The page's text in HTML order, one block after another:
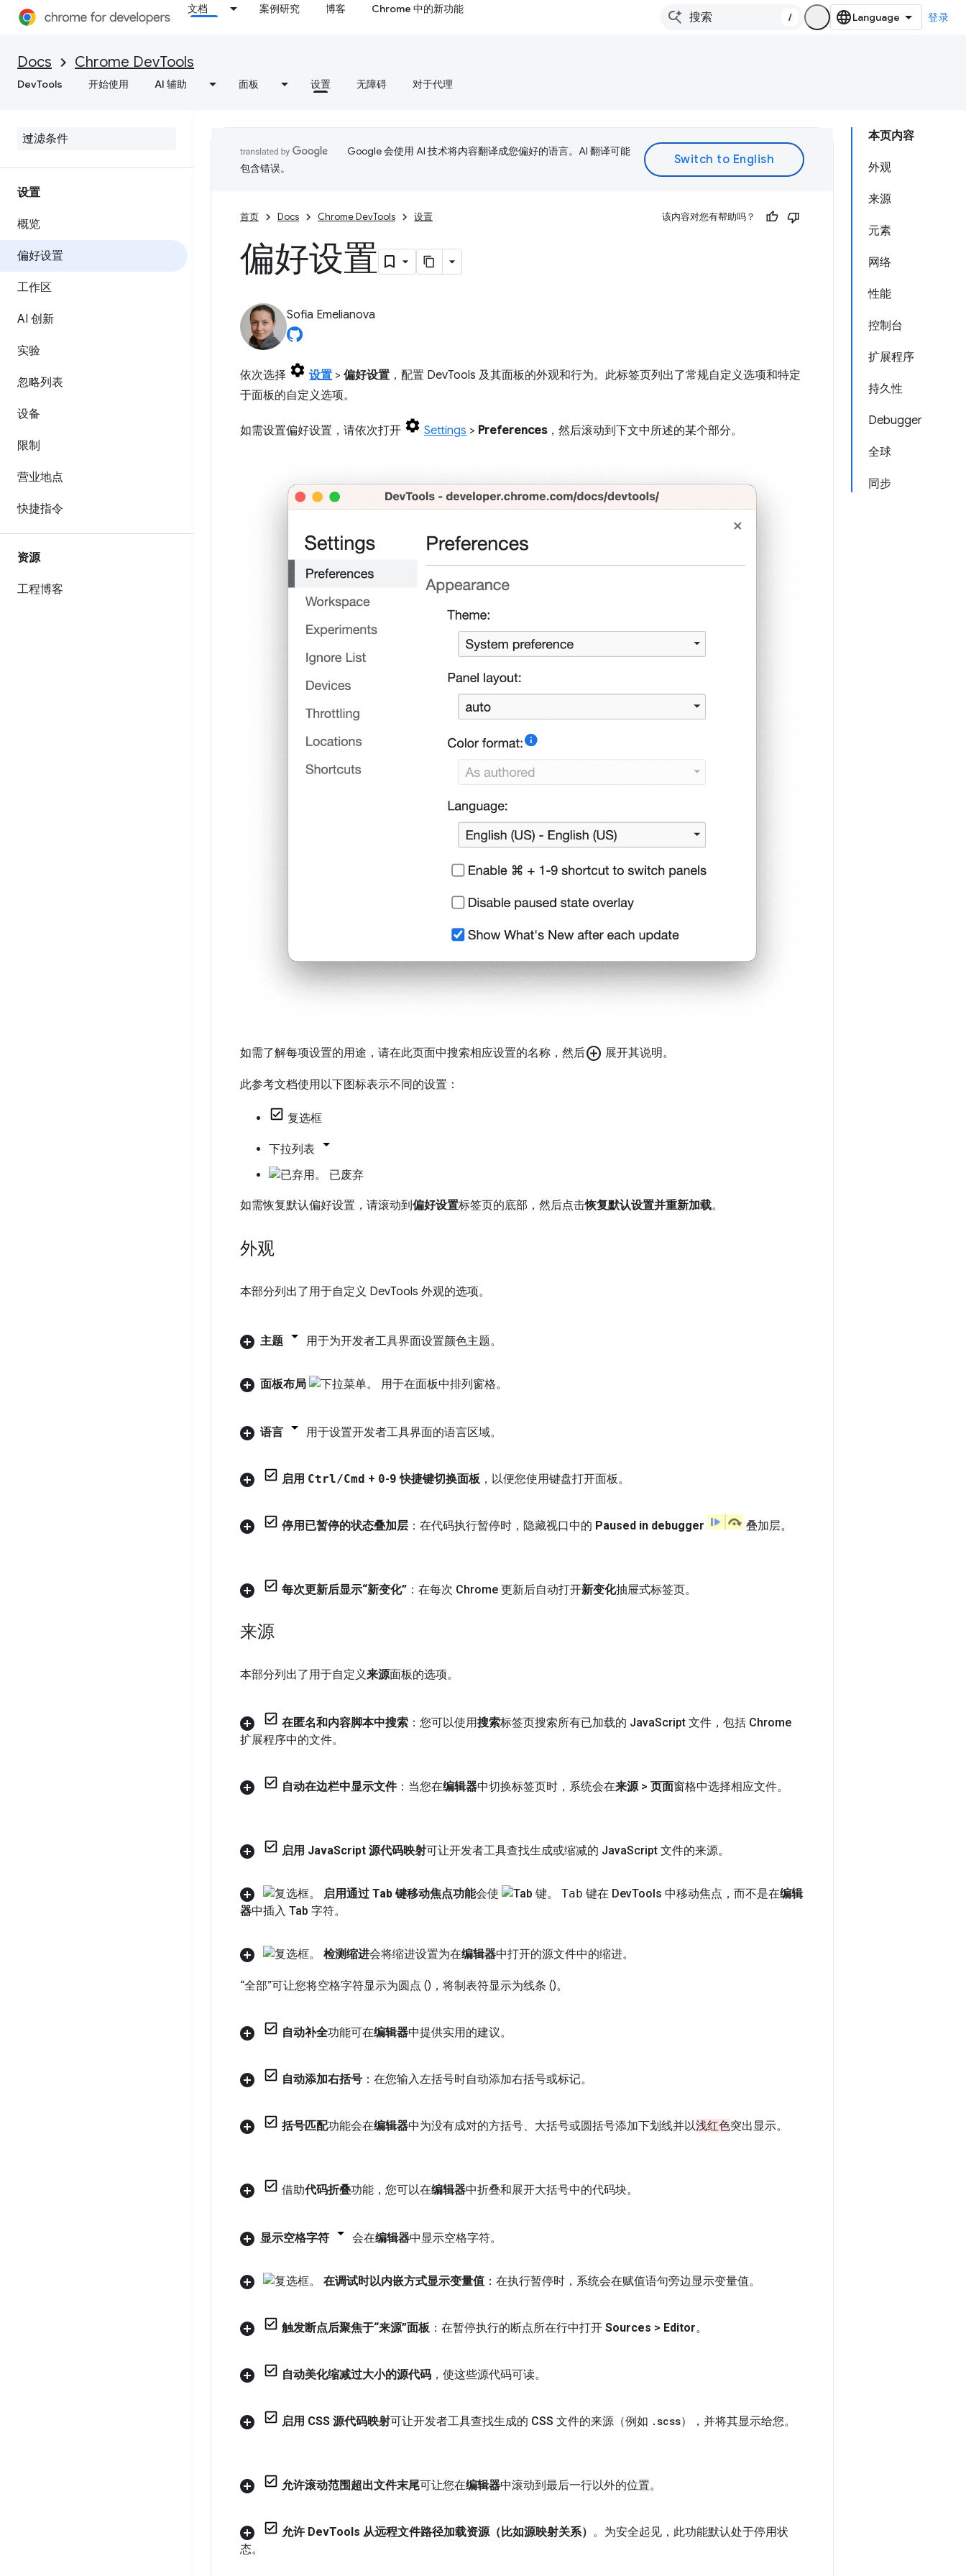
文档 案例研究 博客 Chrome 中的新功能
/ 登录
Docs Chrome DevTools
DevTools 开始使用 AI 辅助 面板 设置 无障碍 对于代理
设置
概览
偏好设置
工作区
AI 创新
实验
忽略列表
设备
限制
营业地点
快捷指令
资源
工程博客
本页内容
外观
来源
元素
网络
性能
控制台
扩展程序
持久性
Debugger
全球
同步
Google 会使用 AI 技术将内容翻译成您偏好的语言。AI 翻译可能
包含错误。
首页 Docs Chrome DevTools 设置 该内容对您有帮助吗？
偏好设置
Sofia Emelianova
依次选择 设置 > 偏好设置 ，配置 DevTools 及其面板的外观和行为。此标签页列出了常规自定义选项和特定
于面板的自定义选项。
如需设置偏好设置，请依次打开 Settings > Preferences，然后滚动到下文中所述的某个部分。
如需了解每项设置的用途，请在此页面中搜索相应设置的名称，然后add_circle 展开其说明。
此参考文档使用以下图标表示不同的设置：
复选框
下拉列表
已废弃
如需恢复默认偏好设置，请滚动到偏好设置标签页的底部，然后点击恢复默认设置并重新加载。
外观
本部分列出了用于自定义 DevTools 外观的选项。
主题 用于为开发者工具界面设置颜色主题。
面板布局 用于在面板中排列窗格。
语言 用于设置开发者工具界面的语言区域。
启用 Ctrl/Cmd + 0-9 快捷键切换面板 ，以便您使用键盘打开面板。
停用已暂停的状态叠加层 ：在代码执行暂停时，隐藏视口中的 Paused in debugger 叠加层。
每次更新后显示“新变化” ：在每次 Chrome 更新后自动打开新变化抽屉式标签页。
来源
本部分列出了用于自定义来源面板的选项。
在匿名和内容脚本中搜索 ：您可以使用搜索标签页搜索所有已加载的 JavaScript 文件，包括 Chrome
扩展程序中的文件。
自动在边栏中显示文件：当您在编辑器中切换标签页时，系统会在来源> 页面窗格中选择相应文件。
启用 JavaScript 源代码映射可让开发者工具查找生成或缩减的 JavaScript 文件的来源。
启用通过 Tab 键移动焦点功能会使 Tab 键在 DevTools 中移动焦点，而不是在编辑
器中插入 Tab 字符。
检测缩进会将缩进设置为在编辑器中打开的源文件中的缩进。
“全部”可让您将空格字符显示为圆点 ()，将制表符显示为线条 ()。
自动补全功能可在编辑器中提供实用的建议。
自动添加右括号 ：在您输入左括号时自动添加右括号或标记。
括号匹配功能会在编辑器中为没有成对的方括号、大括号或圆括号添加下划线并以浅红色突出显示。
借助代码折叠功能，您可以在编辑器中折叠和展开大括号中的代码块。
显示空格字符 会在编辑器中显示空格字符。
在调试时以内嵌方式显示变量值 ：在执行暂停时，系统会在赋值语句旁边显示变量值。
触发断点后聚焦于“来源”面板 ：在暂停执行的断点所在行中打开 Sources > Editor。
自动美化缩减过大小的源代码 ，使这些源代码可读。
启用 CSS 源代码映射可让开发者工具查找生成的 CSS 文件的来源（例如 .scss），并将其显示给您。
允许滚动范围超出文件末尾可让您在编辑器中滚动到最后一行以外的位置。
允许 DevTools 从远程文件路径加载资源（比如源映射关系） 。为安全起见，此功能默认处于停用状
态。